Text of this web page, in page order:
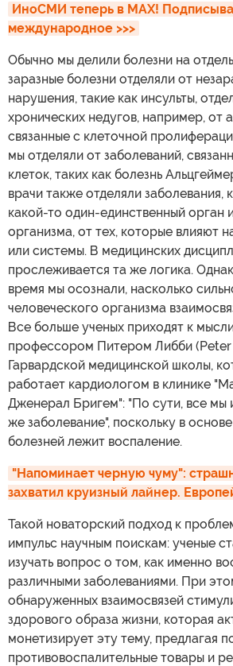
ИноСМИ теперь в MAX!
международное >>>
Обычно мы делили болезни на
заразные болезни отделяли от
нарушения, такие как инсульты,
хронических недугов, например, от
связанные с клеточной
мы отделяли от заболеваний,
клеток, таких как болезнь
врачи также отделяли
какой-то один-единственный орган
организма, от тех, которые влияют
или системы. В медицинских
прослеживается та же логика.
время мы осознали, насколько
человеческого организма
Все больше ученых приходят к
профессором Питером Либби (Peter
Гарвардской медицинской школы,
работает кардиологом в клинике
Дженерал Бригем": "По сути, все мы
же заболевание", поскольку в
болезней лежит воспаление.
"Напоминает черную чуму":
захватил круизный лайнер.
Такой новаторский подход к
импульс научным поискам: ученые
изучать вопрос о том, как именно
различными заболеваниями. При
обнаруженных взаимосвязей
здорового образа жизни, которая
монетизирует эту тему, предлагая
противовоспалительные товары и